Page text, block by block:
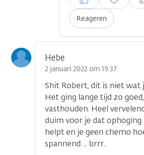
Reageren
plaatsen
Hebe
2 januari 2022 om 19.37
Shit Robert, dit is niet wat
Het ging lange tijd zo
vasthouden. Heel
duim voor je dat ophoging
helpt en je geen chemo
spannend ... brrr..